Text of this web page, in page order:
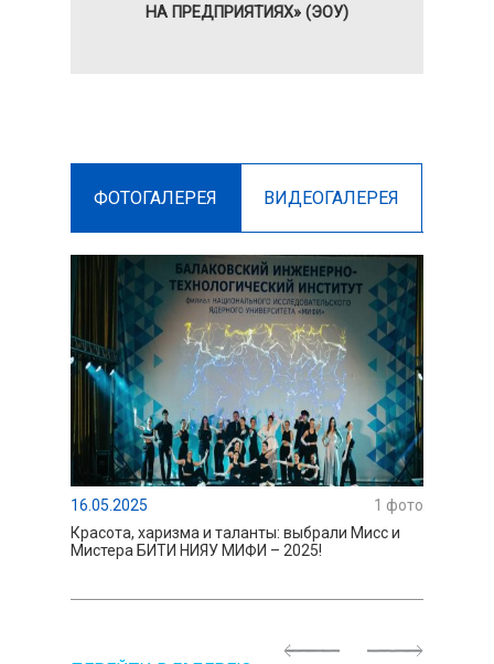
НА ПРЕДПРИЯТИЯХ» (ЭОУ)
ФОТОГАЛЕРЕЯ ВИДЕОГАЛЕРЕЯ
16.05.2025 1 фото
Красота, харизма и таланты: выбрали Мисс и
Мистера БИТИ НИЯУ МИФИ – 2025!